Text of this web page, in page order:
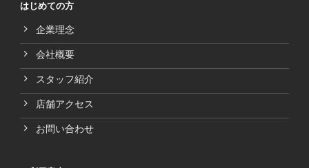
はじめての方
企業理念
会社概要
スタッフ紹介
店舗アクセス
お問い合わせ